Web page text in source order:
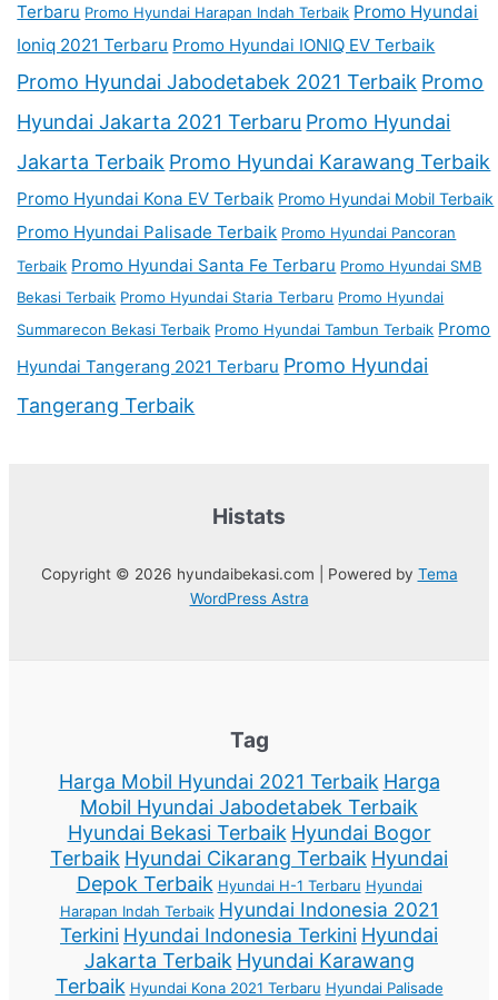
Terbaru Promo Hyundai Harapan Indah Terbaik Promo Hyundai
Ioniq 2021 Terbaru Promo Hyundai IONIQ EV Terbaik
Promo Hyundai Jabodetabek 2021 Terbaik Promo
Hyundai Jakarta 2021 Terbaru Promo Hyundai
Jakarta Terbaik Promo Hyundai Karawang Terbaik
Promo Hyundai Kona EV Terbaik Promo Hyundai Mobil Terbaik
Promo Hyundai Palisade Terbaik Promo Hyundai Pancoran
Terbaik Promo Hyundai Santa Fe Terbaru Promo Hyundai SMB
Bekasi Terbaik Promo Hyundai Staria Terbaru Promo Hyundai
Summarecon Bekasi Terbaik Promo Hyundai Tambun Terbaik Promo
Hyundai Tangerang 2021 Terbaru Promo Hyundai
Tangerang Terbaik
Histats
Copyright © 2026 hyundaibekasi.com | Powered by Tema
WordPress Astra
Tag
Harga Mobil Hyundai 2021 Terbaik Harga
Mobil Hyundai Jabodetabek Terbaik
Hyundai Bekasi Terbaik Hyundai Bogor
Terbaik Hyundai Cikarang Terbaik Hyundai
Depok Terbaik Hyundai H-1 Terbaru Hyundai
Harapan Indah Terbaik Hyundai Indonesia 2021
Terkini Hyundai Indonesia Terkini Hyundai
Jakarta Terbaik Hyundai Karawang
Terbaik Hyundai Kona 2021 Terbaru Hyundai Palisade